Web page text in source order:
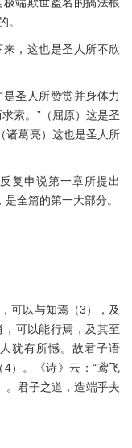
端欺世盗名的搞法根
。
，这也是圣人所不欣
圣人所赞赏并身体力
索。”（屈原）这是圣
诸葛亮）这也是圣人所
复申说第一章所提出
全篇的第一大部分。
可以与知焉（3），及
可以能行焉，及其至
犹有所憾。故君子语
）。《诗》云：“鸢飞
。君子之道，造端乎夫